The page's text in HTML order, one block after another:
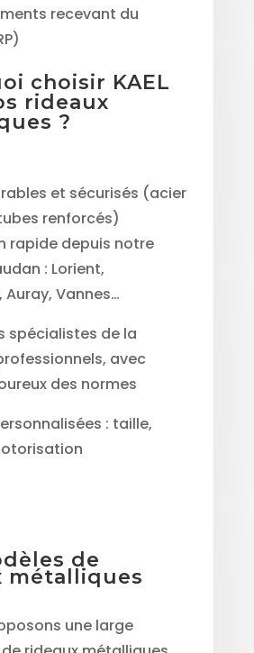
recevant du
choisir KAEL
rideaux
?
et sécurisés (acier
renforcés)
rapide depuis notre
: Lorient,
Auray, Vannes…
spécialistes de la
avec
des normes
: taille,
de
métalliques
une large